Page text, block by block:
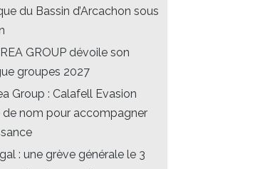
du Bassin d’Arcachon sous
GROUP dévoile son
groupes 2027
Group : Calafell Evasion
de nom pour accompagner
: une grève générale le 3